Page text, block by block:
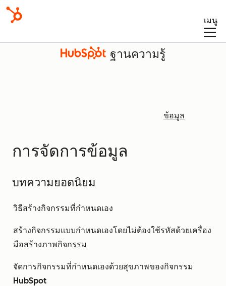
เมนู
ฐานความรู้
ข้อมูล
การจัดการข้อมูล
บทความยอดนิยม
วิธีสร้างกิจกรรมที่กำหนดเอง
สร้างกิจกรรมแบบกำหนดเองโดยไม่ต้องใช้รหัสด้วยเครื่อง
มือสร้างภาพกิจกรรม
จัดการกิจกรรมที่กำหนดเองด้วยสุขภาพของกิจกรรม
HubSpot